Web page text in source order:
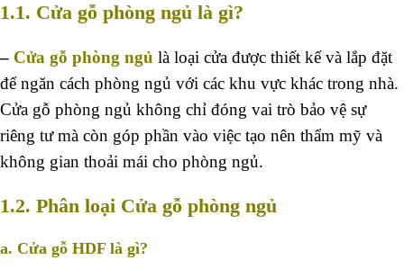
1.1. Cửa gỗ phòng ngủ là gì?
– Cửa gỗ phòng ngủ là loại cửa được thiết kế và lắp đặt
để ngăn cách phòng ngủ với các khu vực khác trong nhà.
Cửa gỗ phòng ngủ không chỉ đóng vai trò bảo vệ sự
riêng tư mà còn góp phần vào việc tạo nên thẩm mỹ và
không gian thoải mái cho phòng ngủ.
1.2. Phân loại Cửa gỗ phòng ngủ
a. Cửa gỗ HDF là gì?